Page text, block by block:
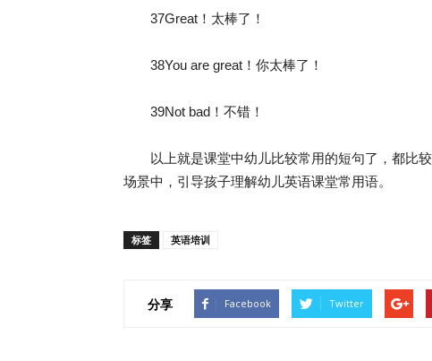
37Great！太棒了！
38You are great！你太棒了！
39Not bad！不错！
以上就是课堂中幼儿比较常用的短句了，都比较
场景中，引导孩子理解幼儿英语课堂常用语。
标签 英语培训
分享 Facebook Twitter